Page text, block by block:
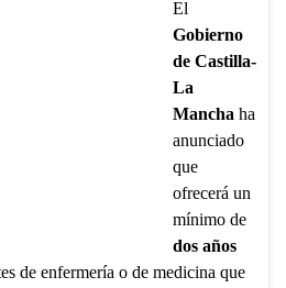
El
Gobierno
de Castilla-
La
Mancha ha
anunciado
que
ofrecerá un
mínimo de
dos años
de enfermería o de medicina que